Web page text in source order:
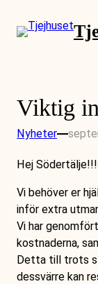
Viktig
Nyheter
Hej
Vi behöver er
inför extra
Vi har
kostnaderna,
Detta till trots
dessvärre kan